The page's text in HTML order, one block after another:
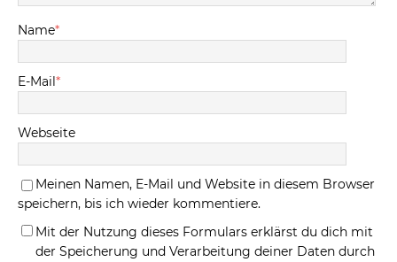
Name*
E-Mail *
Webseite
Meinen Namen, E-Mail und Website in diesem Browser
speichern, bis ich wieder kommentiere.
Mit der Nutzung dieses Formulars erklärst du dich mit
der Speicherung und Verarbeitung deiner Daten durch